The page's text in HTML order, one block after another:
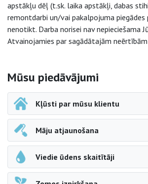
apstākļu dēļ (t.sk. laika apstākļi, dabas
remontdarbi un/vai pakalpojuma piegādes
nenotikt. Darba norisei nav nepieciešama
Atvainojamies par sagādātajām
Sāna navigācija
Mūsu piedāvājumi
Kļūsti par mūsu klientu
Māju atjaunošana
Viedie ūdens skaitītāji